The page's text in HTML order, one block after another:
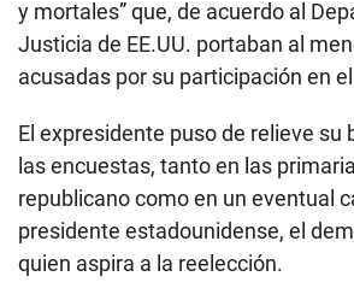
y mortales” que, de acuerdo al
Justicia de EE.UU. portaban al
acusadas por su participación en
El expresidente puso de relieve su
las encuestas, tanto en las
republicano como en un eventual
presidente estadounidense, el
quien aspira a la reelección.